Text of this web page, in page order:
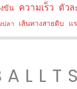
ขัน ความเร็ว ตัวล
ปลา เส้นทางสายดิบ แ